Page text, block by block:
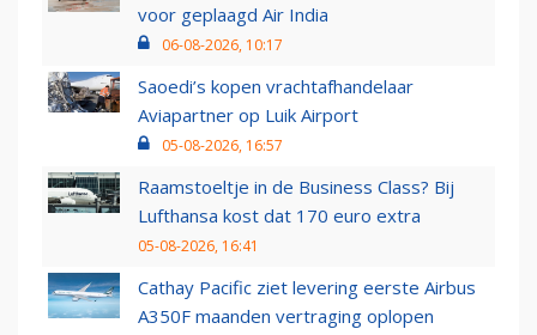
voor geplaagd Air India
06-08-2026, 10:17
Saoedi’s kopen vrachtafhandelaar
Aviapartner op Luik Airport
05-08-2026, 16:57
Raamstoeltje in de Business Class? Bij
Lufthansa kost dat 170 euro extra
05-08-2026, 16:41
Cathay Pacific ziet levering eerste Airbus
A350F maanden vertraging oplopen